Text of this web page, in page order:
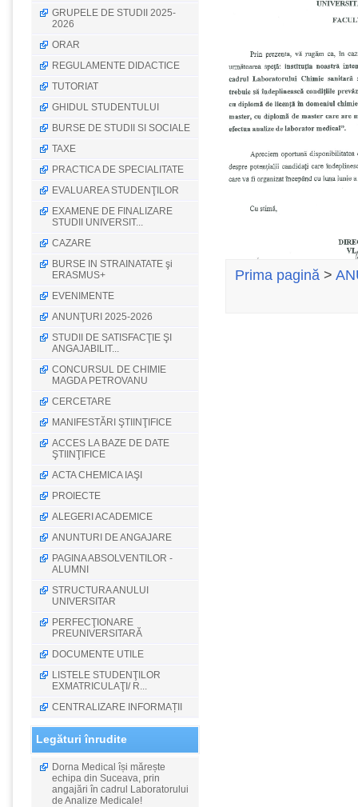
GRUPELE DE STUDII 2025-
2026
ORAR
REGULAMENTE DIDACTICE
TUTORIAT
GHIDUL STUDENTULUI
BURSE DE STUDII SI SOCIALE
TAXE
PRACTICA DE SPECIALITATE
EVALUAREA STUDENŢILOR
EXAMENE DE FINALIZARE
STUDII UNIVERSIT...
CAZARE
BURSE IN STRAINATATE şi
ERASMUS+
EVENIMENTE
ANUNŢURI 2025-2026
STUDII DE SATISFACŢIE ŞI
ANGAJABILIT...
CONCURSUL DE CHIMIE
MAGDA PETROVANU
CERCETARE
MANIFESTĂRI ŞTIINŢIFICE
ACCES LA BAZE DE DATE
ŞTIINŢIFICE
ACTA CHEMICA IAŞI
PROIECTE
ALEGERI ACADEMICE
ANUNTURI DE ANGAJARE
PAGINA ABSOLVENTILOR -
ALUMNI
STRUCTURA ANULUI
UNIVERSITAR
PERFECŢIONARE
PREUNIVERSITARĂ
DOCUMENTE UTILE
LISTELE STUDENŢILOR
EXMATRICULAŢI/ R...
CENTRALIZARE INFORMAȚII
Legături înrudite
Dorna Medical își mărește
echipa din Suceava, prin
angajări în cadrul Laboratorului
de Analize Medicale!
Prima pagină >